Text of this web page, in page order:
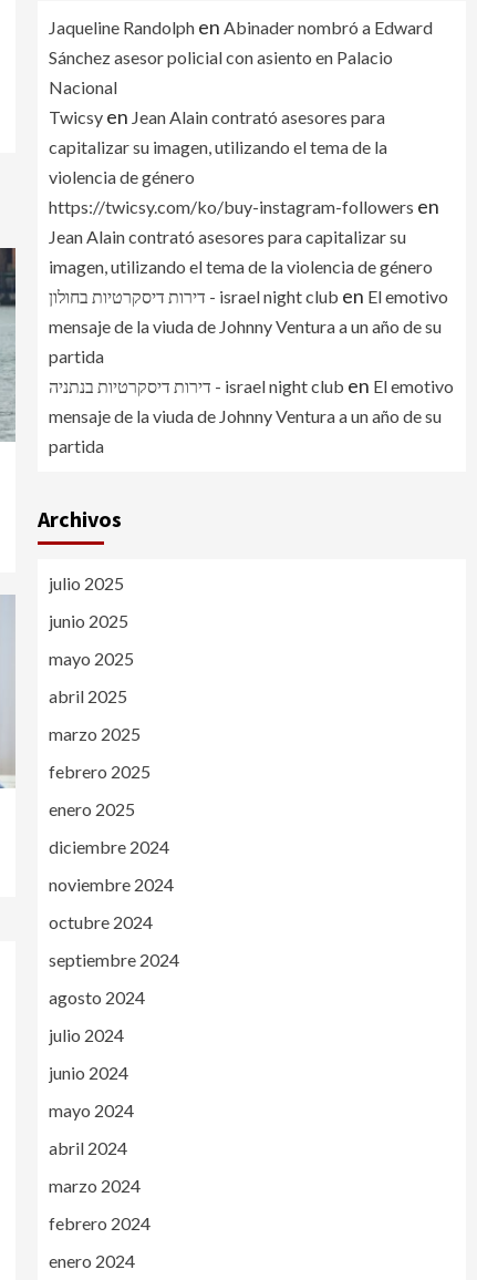
Jaqueline Randolphen Abinader nombró a Edward
Sánchez asesor policial con asiento en Palacio
Nacional
Twicsyen Jean Alain contrató asesores para
capitalizar su imagen, utilizando el tema de la
violencia de género
https://twicsy.com/ko/buy-instagram-followers en
Jean Alain contrató asesores para capitalizar su
imagen, utilizando el tema de la violencia de género
דירות דיסקרטיות בחולון - israel night club en El emotivo
mensaje de la viuda de Johnny Ventura a un año de su
partida
דירות דיסקרטיות בנתניה - israel night club en El emotivo
mensaje de la viuda de Johnny Ventura a un año de su
partida
Archivos
julio 2025
junio 2025
mayo 2025
abril 2025
marzo 2025
febrero 2025
enero 2025
diciembre 2024
noviembre 2024
octubre 2024
septiembre 2024
agosto 2024
julio 2024
junio 2024
mayo 2024
abril 2024
marzo 2024
febrero 2024
enero 2024